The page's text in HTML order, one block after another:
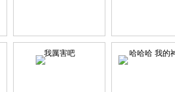
我厲害吧 哈哈哈 我的